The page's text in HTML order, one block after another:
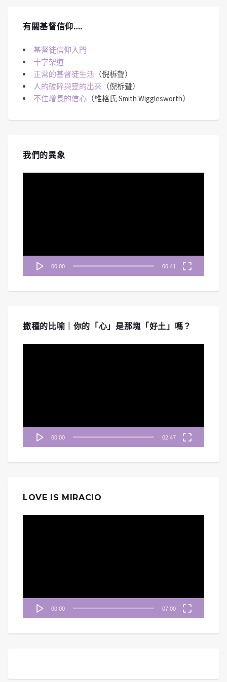
有關基督信仰….
基督徒信仰入門
十字架道
正常的基督徒生活 （倪柝聲）
人的破碎與靈的出來 （倪柝聲）
不住增長的信心 （維格氏 Smith Wigglesworth）
我們的異象
00:00 00:41
撒種的比喻｜你的「心」是那塊「好土」嗎？
00:00 02:47
LOVE IS MIRACIO
00:00 07:00